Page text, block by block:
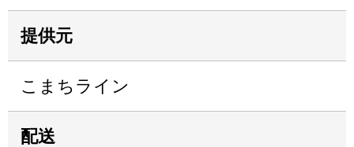
提供元
こまちライン
配送